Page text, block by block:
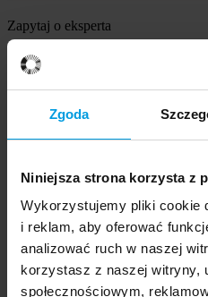
Zgoda
Niniejsza strona korzysta z
Wykorzystujemy pliki cookie
i reklam, aby oferować
analizować ruch w naszej
korzystasz z naszej witryny,
społecznościowym,
Zapytaj o eksperta
dr Joanna Kabzińska
Szukasz
Wybierz temat
Ekspert
Wybierz formę kontaktu
udzielenie wywiadu
komentarz do artykułu
udział w audycji radiowej na
udział w nagraniu audycji
udział w audycji telewizyjnej